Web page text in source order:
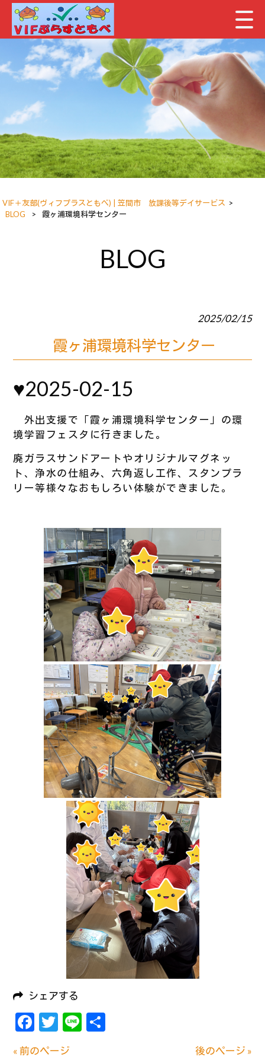
VIF＋友部(ヴィフプラスともべ) | 笠間市 放課後等デイサービス >
BLOG
> 霞ヶ浦環境科学センター
BLOG
2025/02/15
霞ヶ浦環境科学センター
♥2025-02-15
外出支援で「霞ヶ浦環境科学センター」の環
境学習フェスタに行きました。
廃ガラスサンドアートやオリジナルマグネッ
ト、浄水の仕組み、六角返し工作、スタンプラ
リー等様々なおもしろい体験ができました。
シェアする
Facebook
Twitter
Line
« 前のページ 後のページ »